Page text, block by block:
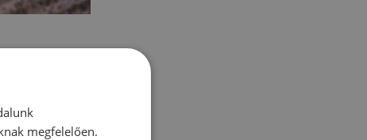
megfelelően.